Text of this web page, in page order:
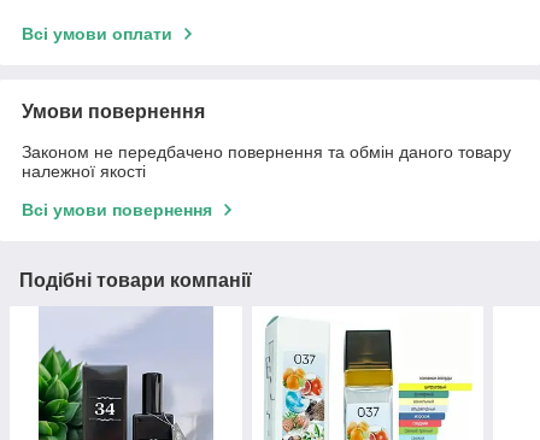
Всі умови оплати
Умови повернення
Законом не передбачено повернення та обмін даного товару
належної якості
Всі умови повернення
Подібні товари компанії